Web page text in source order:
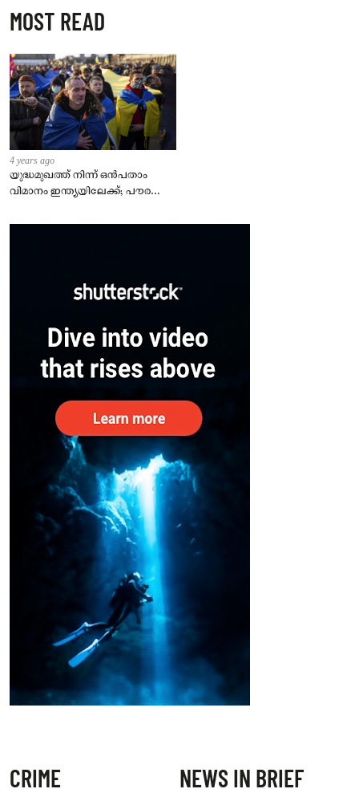
MOST READ
4 years ago
യുദ്ധമുഖത്ത് നിന്ന് ഒൻപതാം
വിമാനം ഇന്ത്യയിലേക്ക്; പൗരന്മാർ
– കേന്ദ്രം
CRIME NEWS IN BRIEF